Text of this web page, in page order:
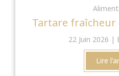
Tartare
22 Juin 2026
Lire